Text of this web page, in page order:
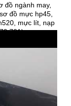
đồ ngành may,
đồ mực hp45,
mực lít, nạp
701)